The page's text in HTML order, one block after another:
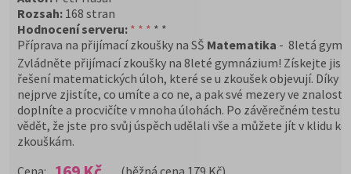
Rozsah: 168 stran
Hodnocení serveru: * * * * *
Příprava na přijímací zkoušky na SŠ Matematika - 8letá
Zvládněte přijímací zkoušky na 8leté gymnázium! Získejte
řešení matematických úloh, které se u zkoušek objevují. Díky
nejprve zjistíte, co umíte a co ne, a pak své mezery ve
doplníte a procvičíte v mnoha úlohách. Po závěrečném testu
vědět, že jste pro svůj úspěch udělali vše a můžete jít v klidu ke
zkouškám.
Cena:
(běžná cena 179 Kč)